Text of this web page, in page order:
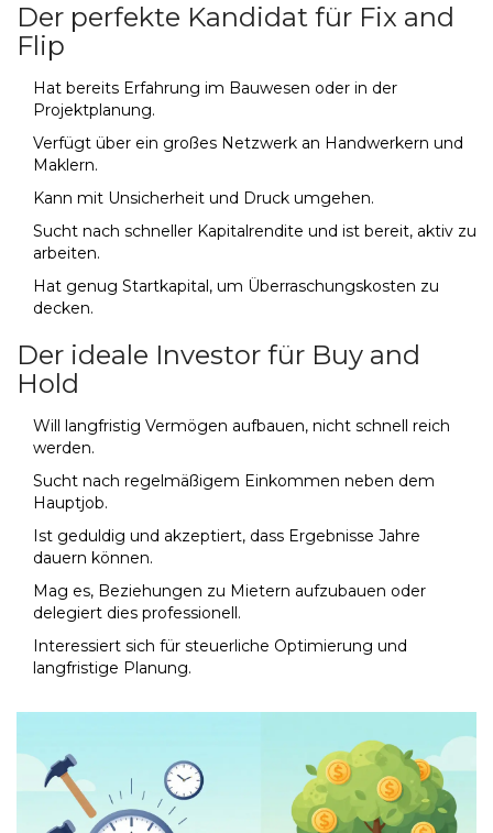
Der perfekte Kandidat für Fix and
Flip
Hat bereits Erfahrung im Bauwesen oder in der
Projektplanung.
Verfügt über ein großes Netzwerk an Handwerkern und
Maklern.
Kann mit Unsicherheit und Druck umgehen.
Sucht nach schneller Kapitalrendite und ist bereit, aktiv zu
arbeiten.
Hat genug Startkapital, um Überraschungskosten zu
decken.
Der ideale Investor für Buy and
Hold
Will langfristig Vermögen aufbauen, nicht schnell reich
werden.
Sucht nach regelmäßigem Einkommen neben dem
Hauptjob.
Ist geduldig und akzeptiert, dass Ergebnisse Jahre
dauern können.
Mag es, Beziehungen zu Mietern aufzubauen oder
delegiert dies professionell.
Interessiert sich für steuerliche Optimierung und
langfristige Planung.